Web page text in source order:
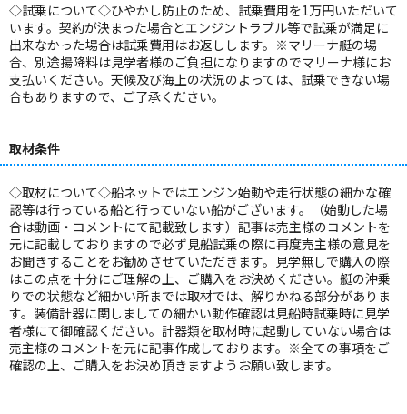
◇試乗について◇ひやかし防止のため、試乗費用を1万円いただいて
います。契約が決まった場合とエンジントラブル等で試乗が満足に
出来なかった場合は試乗費用はお返しします。※マリーナ艇の場
合、別途揚降料は見学者様のご負担になりますのでマリーナ様にお
支払いください。天候及び海上の状況のよっては、試乗できない場
合もありますので、ご了承ください。
取材条件
◇取材について◇船ネットではエンジン始動や走行状態の細かな確
認等は行っている船と行っていない船がございます。（始動した場
合は動画・コメントにて記載致します）記事は売主様のコメントを
元に記載しておりますので必ず見船試乗の際に再度売主様の意見を
お聞きすることをお勧めさせていただきます。見学無しで購入の際
はこの点を十分にご理解の上、ご購入をお決めください。艇の沖乗
りでの状態など細かい所までは取材では、解りかねる部分がありま
す。装備計器に関しましての細かい動作確認は見船時試乗時に見学
者様にて御確認ください。計器類を取材時に起動していない場合は
売主様のコメントを元に記事作成しております。※全ての事項をご
確認の上、ご購入をお決め頂きますようお願い致します。